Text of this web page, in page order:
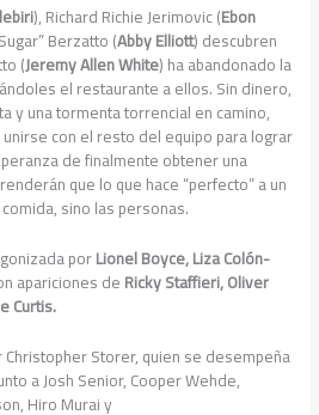
), Richard Richie Jerimovic (Ebon
Berzatto (Abby Elliott) descubren
(Jeremy Allen White) ha abandonado la
el restaurante a ellos. Sin dinero,
y una tormenta torrencial en camino,
con el resto del equipo para lograr
de finalmente obtener una
que lo que hace “perfecto” a un
sino las personas.
porLionel Boyce, Liza Colón-
apariciones deRicky Staffieri, Oliver
Curtis.
Storer, quien se desempeña
a Josh Senior, Cooper Wehde,
Hiro Murai y